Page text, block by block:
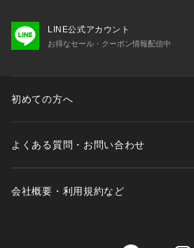
LINE公式アカウント
お得なセール・クーポン情報配信中
初めての方へ
よくある質問・お問い合わせ
会社概要・利用規約など